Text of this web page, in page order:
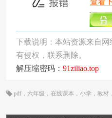
下载说明：本站资源来自
有侵权，联系删除。
解压缩密码：91ziliao.top
pdf ，六年级 ，在线课本 ，小学 ，教材